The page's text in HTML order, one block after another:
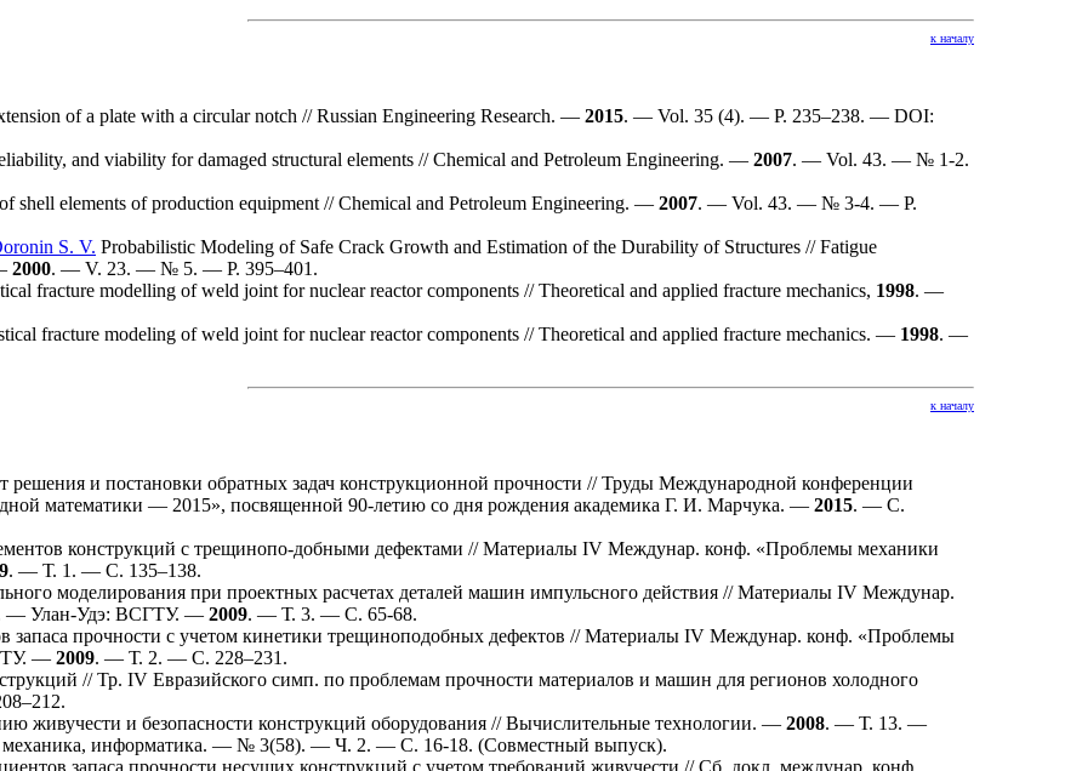
к началу
of a plate with a circular notch // Russian Engineering Research. — 2015. — Vol. 35 (4). — P. 235–238. — DOI:
and viability for damaged structural elements // Chemical and Petroleum Engineering. — 2007. — Vol. 43. — № 1-2.
shell elements of production equipment // Chemical and Petroleum Engineering. — 2007. — Vol. 43. — № 3-4. — P.
S. V. Probabilistic Modeling of Safe Crack Growth and Estimation of the Durability of Structures // Fatigue
2000. — V. 23. — № 5. — P. 395–401 .
fracture modelling of weld joint for nuclear reactor components // Theoretical and applied fracture mechanics, 1998. —
fracture modeling of weld joint for nuclear reactor components // Theoretical and applied fracture mechanics. — 1998. —
к началу
решения и постановки обратных задач конструкционной прочности // Труды Международной конференции
математики — 2015», посвященной 90-летию со дня рождения академика Г. И. Марчука. — 2015. — С.
конструкций с трещинопо-добными дефектами // Материалы IV Междунар. конф. «Проблемы механики
. — Т. 1. — С. 135–138.
моделирования при проектных расчетах деталей машин импульсного действия // Материалы IV Междунар.
— Улан-Удэ: ВСГТУ. — 2009. — Т. 3. — С. 65-68.
запаса прочности с учетом кинетики трещиноподобных дефектов // Материалы IV Междунар. конф. «Проблемы
— 2009. — Т. 2. — С. 228–231 .
// Тр. IV Евразийского симп. по проблемам прочности материалов и машин для регионов холодного
08–212.
живучести и безопасности конструкций оборудования // Вычислительные технологии. — 2008. — Т. 13. —
информатика. — № 3(58). — Ч. 2. — С. 16-18. (Совместный выпуск).
запаса прочности несущих конструкций с учетом требований живучести // Сб. докл. междунар. конф.